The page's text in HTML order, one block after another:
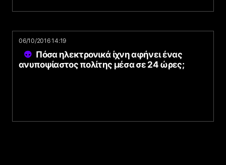
06/10/2016 14:19
Πόσα ηλεκτρονικά ίχνη αφήνει ένας
ανυποψίαστος πολίτης μέσα σε 24 ώρες;